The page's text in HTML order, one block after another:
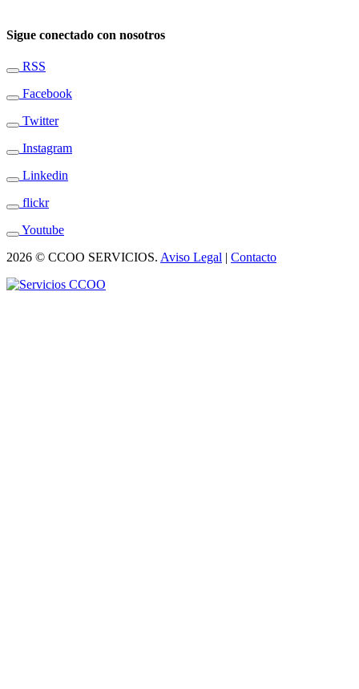
Sigue conectado con nosotros
RSS
Facebook
Twitter
Instagram
Linkedin
flickr
Youtube
2026 © CCOO SERVICIOS. Aviso Legal | Contacto